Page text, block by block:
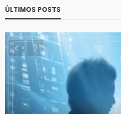
ÚLTIMOS POSTS